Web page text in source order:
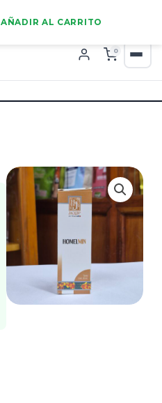
0
AÑADIR AL CARRITO